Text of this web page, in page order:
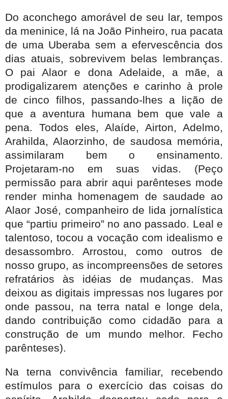
Do aconchego amorável de seu lar, tempos
da meninice, lá na João Pinheiro, rua pacata
de uma Uberaba sem a efervescência dos
dias atuais, sobrevivem belas lembranças.
O pai Alaor e dona Adelaide, a mãe, a
prodigalizarem atenções e carinho à prole
de cinco filhos, passando-lhes a lição de
que a aventura humana bem que vale a
pena. Todos eles, Alaíde, Airton, Adelmo,
Arahilda, Alaorzinho, de saudosa memória,
assimilaram bem o ensinamento.
Projetaram-no em suas vidas. (Peço
permissão para abrir aqui parênteses mode
render minha homenagem de saudade ao
Alaor José, companheiro de lida jornalística
que “partiu primeiro” no ano passado. Leal e
talentoso, tocou a vocação com idealismo e
desassombro. Arrostou, como outros de
nosso grupo, as incompreensões de setores
refratários às idéias de mudanças. Mas
deixou as digitais impressas nos lugares por
onde passou, na terra natal e longe dela,
dando contribuição como cidadão para a
construção de um mundo melhor. Fecho
parênteses).
Na terna convivência familiar, recebendo
estímulos para o exercício das coisas do